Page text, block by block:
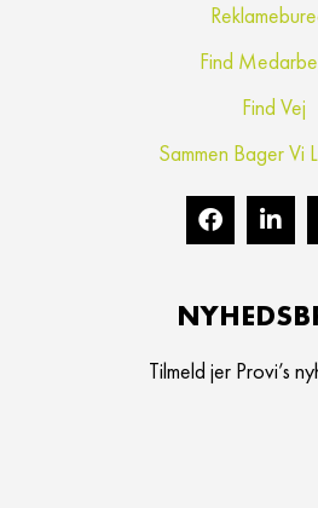
Find
Find Vej
Sammen Bager Vi
Tilmeld jer Provi’s